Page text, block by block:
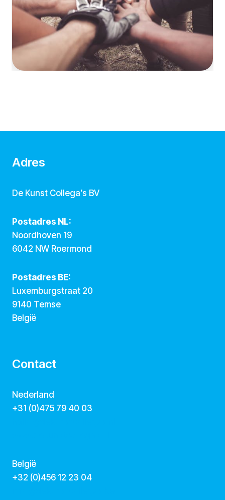
Adres
De Kunst Collega’s BV
Postadres NL:
Noordhoven 19
6042 NW Roermond
Postadres BE:
Luxemburgstraat 20
9140 Temse
België
Contact
Nederland
+31 (0)475 79 40 03
België
‭+32 (0)456 12 23 04‬